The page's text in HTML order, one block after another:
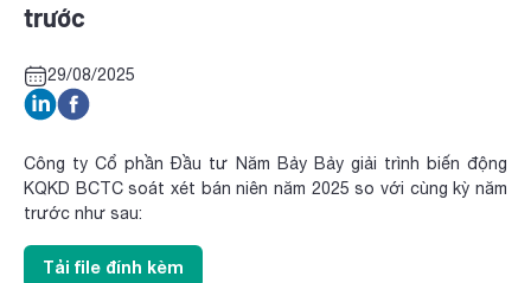
trước
29/08/2025
Công ty Cổ phần Đầu tư Năm Bảy Bảy giải trình biến động
KQKD BCTC soát xét bán niên năm 2025 so với cùng kỳ năm
trước như sau:
Tải file đính kèm